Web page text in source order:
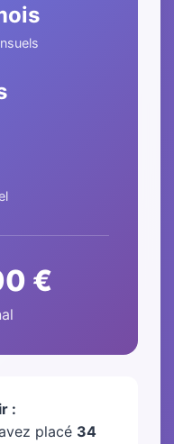
€
:
placé 34